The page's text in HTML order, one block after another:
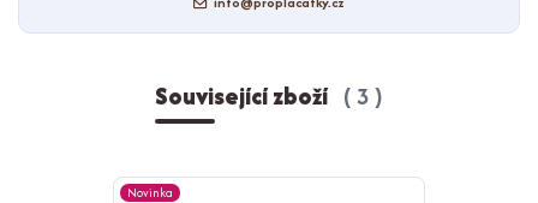
Související zboží 3
Novinka